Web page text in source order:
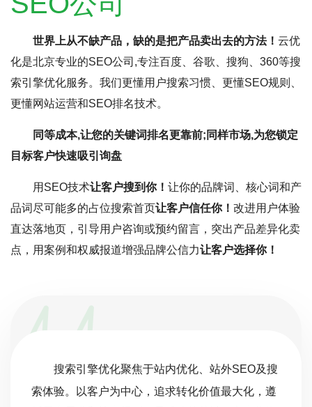
世界上从不缺产品，缺的是把产品卖出去的方法！ 云优
化是北京专业的SEO公司,专注百度、谷歌、搜狗、360等搜
索引擎优化服务。我们更懂用户搜索习惯、更懂SEO规则、
更懂网站运营和SEO排名技术。
同等成本,让您的关键词排名更靠前;同样市场,为您锁定
目标客户快速吸引询盘
用SEO技术让客户搜到你！ 让你的品牌词、核心词和产
品词尽可能多的占位搜索首页让客户信任你！ 改进用户体验
直达落地页，引导用户咨询或预约留言，突出产品差异化卖
点，用案例和权威报道增强品牌公信力让客户选择你！
搜索引擎优化聚焦于站内优化、站外SEO及搜
索体验。以客户为中心，追求转化价值最大化，遵